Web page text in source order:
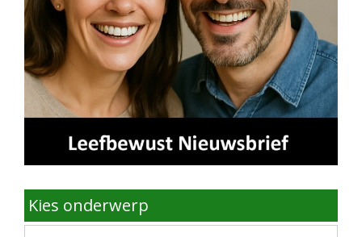
Kies onderwerp